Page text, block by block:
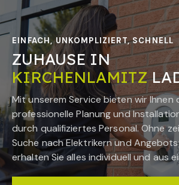
EINFACH, UNKOMPLIZIERT, SCHNELL
ZUHAUSE IN
KIRCHENLAMITZ
Mit unserem Service bieten wir Ihnen
professionelle Planung und
durch qualifiziertes Personal. Ohne
Suche nach Elektrikern und
erhalten Sie alles individuell und aus